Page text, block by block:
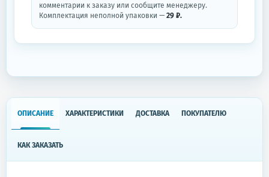
комментарии к заказу или сообщите менеджеру.
Комплектация неполной упаковки — 29 ₽.
ОПИСАНИЕ ХАРАКТЕРИСТИКИ ДОСТАВКА ПОКУПАТЕЛЮ
КАК ЗАКАЗАТЬ